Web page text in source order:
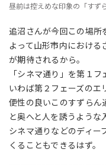
昼前は控えめな印象の「すず
追沼さんが今回この場
よって山形市内における
が期待されるから。
「シネマ通り」を第１
いわば第２フェーズのエ
便性の良いこのすずらん
と奥へと人を誘うような
シネマ通りなどのディー
くることもできるはず。